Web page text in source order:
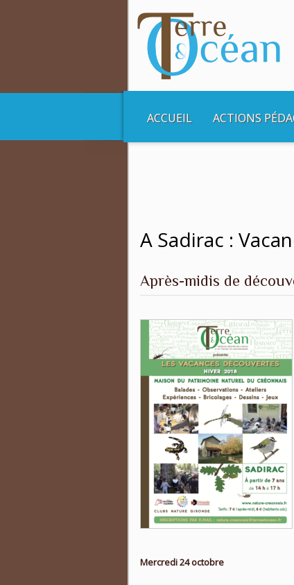
ACCUEIL ACTIONS
A Sadirac :
Après-midis de
Mercredi 24 octobre